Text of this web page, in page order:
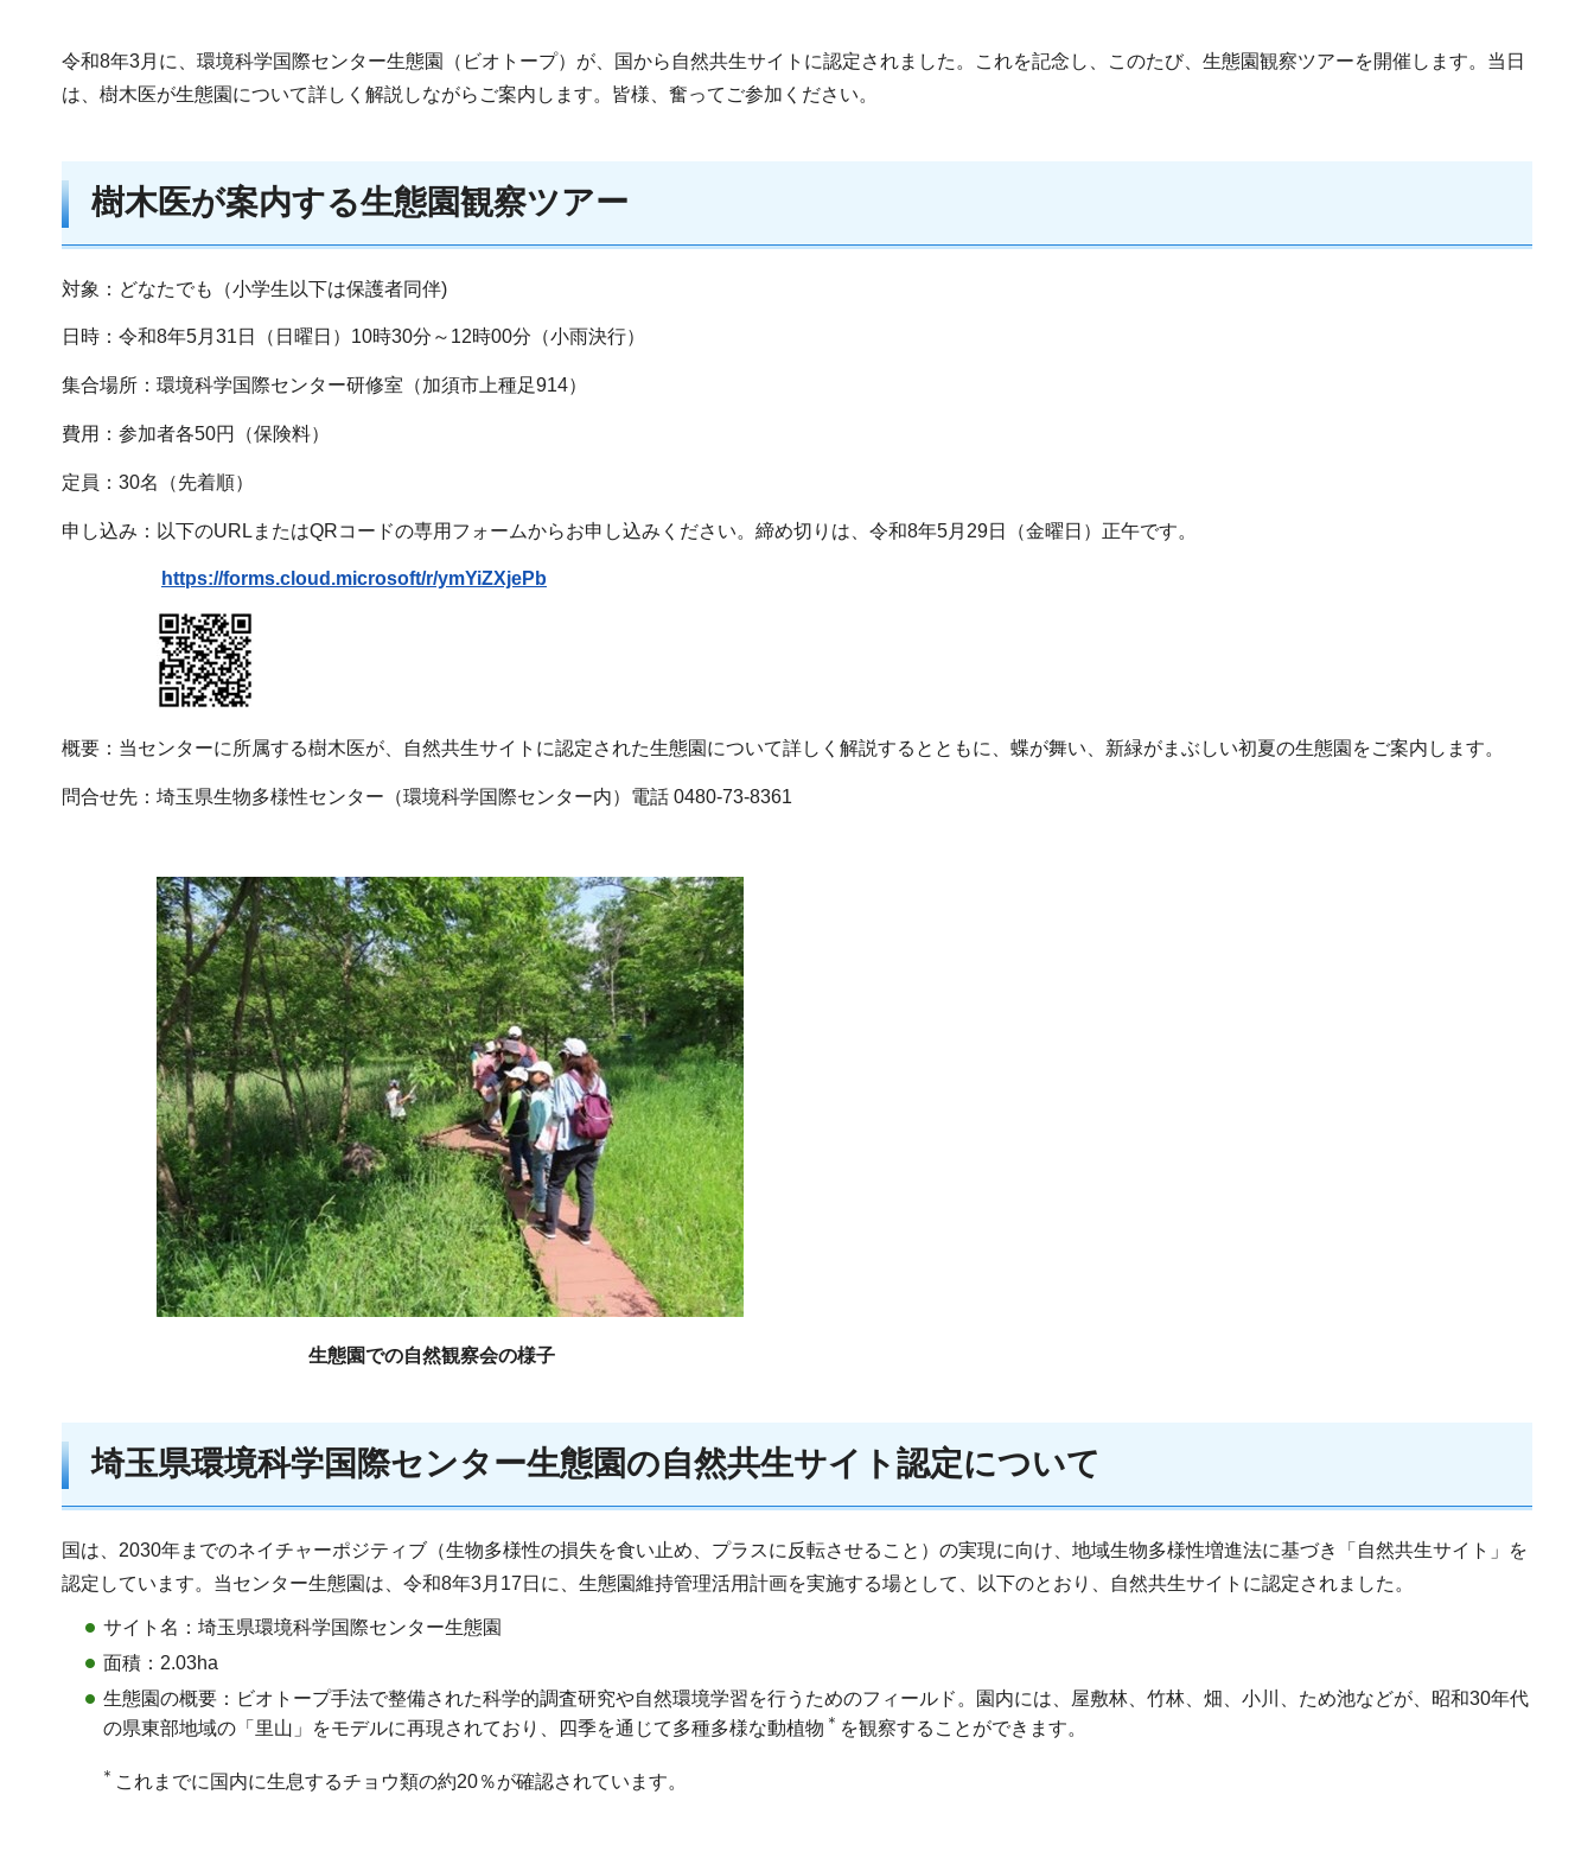
令和8年3月に、環境科学国際センター生態園（ビオトープ）が、国から自然共生サイトに認定されました。これを記念し、このたび、生態園観察ツアーを開催します。当日
は、樹木医が生態園について詳しく解説しながらご案内します。皆様、奮ってご参加ください。
樹木医が案内する生態園観察ツアー
対象：どなたでも（小学生以下は保護者同伴)
日時：令和8年5月31日（日曜日）10時30分～12時00分（小雨決行）
集合場所：環境科学国際センター研修室（加須市上種足914）
費用：参加者各50円（保険料）
定員：30名（先着順）
申し込み：以下のURLまたはQRコードの専用フォームからお申し込みください。締め切りは、令和8年5月29日（金曜日）正午です。
https://forms.cloud.microsoft/r/ymYiZXjePb
概要：当センターに所属する樹木医が、自然共生サイトに認定された生態園について詳しく解説するとともに、蝶が舞い、新緑がまぶしい初夏の生態園をご案内します。
問合せ先：埼玉県生物多様性センター（環境科学国際センター内）電話 0480-73-8361
生態園での自然観察会の様子
埼玉県環境科学国際センター生態園の自然共生サイト認定について
国は、2030年までのネイチャーポジティブ（生物多様性の損失を食い止め、プラスに反転させること）の実現に向け、地域生物多様性増進法に基づき「自然共生サイト」を
認定しています。当センター生態園は、令和8年3月17日に、生態園維持管理活用計画を実施する場として、以下のとおり、自然共生サイトに認定されました。
サイト名：埼玉県環境科学国際センター生態園
面積：2.03ha
生態園の概要：ビオトープ手法で整備された科学的調査研究や自然環境学習を行うためのフィールド。園内には、屋敷林、竹林、畑、小川、ため池などが、昭和30年代
の県東部地域の「里山」をモデルに再現されており、四季を通じて多種多様な動植物 ＊ を観察することができます。
＊ これまでに国内に生息するチョウ類の約20％が確認されています。